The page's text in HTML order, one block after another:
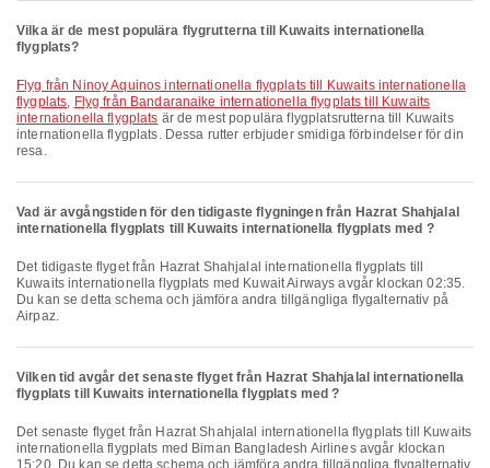
Vilka är de mest populära flygrutterna till Kuwaits internationella
flygplats?
Flyg från Ninoy Aquinos internationella flygplats till Kuwaits internationella
flygplats, Flyg från Bandaranaike internationella flygplats till Kuwaits
internationella flygplats är de mest populära flygplatsrutterna till Kuwaits
internationella flygplats. Dessa rutter erbjuder smidiga förbindelser för din
resa.
Vad är avgångstiden för den tidigaste flygningen från Hazrat Shahjalal
internationella flygplats till Kuwaits internationella flygplats med ?
Det tidigaste flyget från Hazrat Shahjalal internationella flygplats till
Kuwaits internationella flygplats med Kuwait Airways avgår klockan 02:35.
Du kan se detta schema och jämföra andra tillgängliga flygalternativ på
Airpaz.
Vilken tid avgår det senaste flyget från Hazrat Shahjalal internationella
flygplats till Kuwaits internationella flygplats med ?
Det senaste flyget från Hazrat Shahjalal internationella flygplats till Kuwaits
internationella flygplats med Biman Bangladesh Airlines avgår klockan
15:20. Du kan se detta schema och jämföra andra tillgängliga flygalternativ